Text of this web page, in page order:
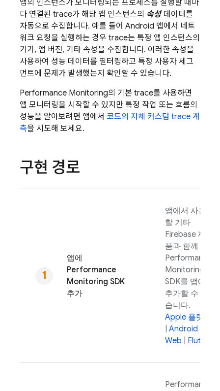
앱의 인스턴스가 모니터링되는 프로세스를 실행할 때마
다 연결된 trace가 해당 앱 인스턴스의 속성데이터를
자동으로 수집합니다. 예를 들어 Android 앱에서 네트
워크 요청을 실행하는 경우 trace는 특정 앱 인스턴스의
기기, 앱 버전, 기타 속성을 수집합니다. 이러한 속성을
사용하여 성능 데이터를 필터링하고 특정 사용자 세그
먼트에 문제가 발생했는지 확인할 수 있습니다.
Performance Monitoring의 기본 trace를 사용하면
앱 모니터링을 시작할 수 있지만 특정 작업 또는 흐름의
성능을 알아보려면 앱에서 코드의 자체 커스텀 trace 계
측을 시도해 보세요.
구현 경로
앱에
Performance
Monitoring SDK
추가
앱에서 사용
할 기타
Firebase 제
품과 함께
Performance
Monitoring
SDK를 앱에
추가할 수 있
습니다.
Apple 플랫폼
Android
Web
Flutter
Performance